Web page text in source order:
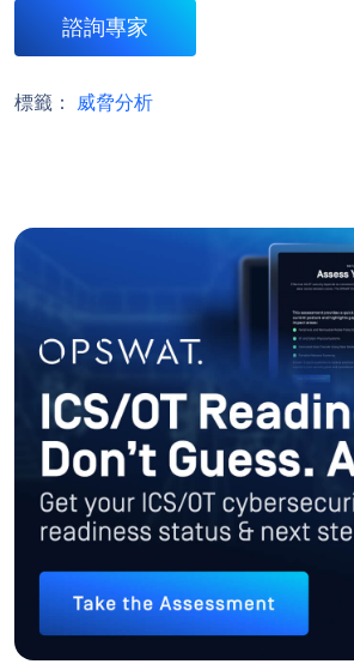
諮詢專家
標籤： 威脅分析